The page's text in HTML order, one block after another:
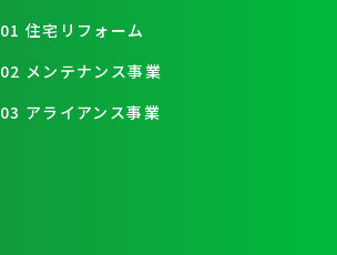
01 住宅リフォーム
02 メンテナンス事業
03 アライアンス事業